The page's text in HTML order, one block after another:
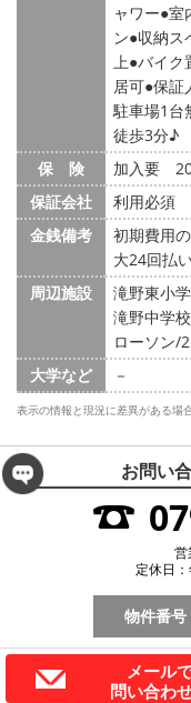
ャワー 室
ン 収納ス
上 バイク
居可 保証
駐車場1台
徒歩3分♪
保 険
加入要
保証会社
利用必須
金銭備考
初期費用
大24回払
周辺施設
滝野東小
滝野中学
ローソン/
大学など
－
表示の情報と現況に差異がある場
お問い
営
定休日
物件番号
メール
問い合わ